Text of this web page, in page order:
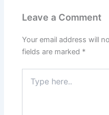
Leave a Comment
Your email address will
fields are marked *
here..